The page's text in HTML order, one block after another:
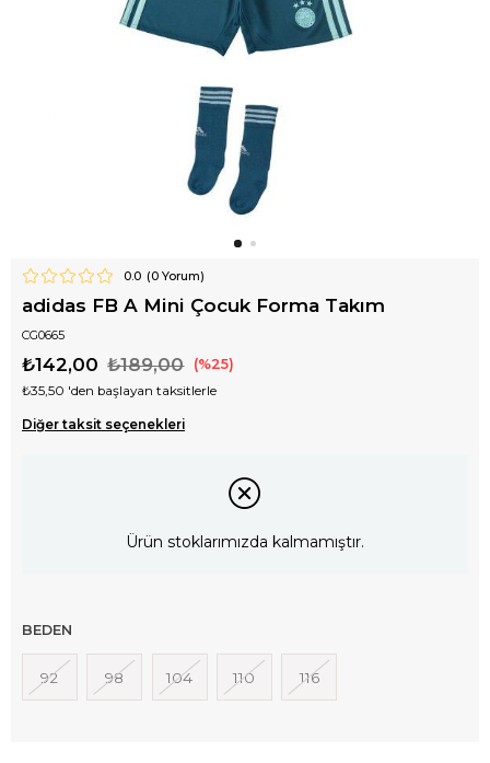
0.0 (0Yorum)
adidas FB A Mini Çocuk Forma Takım
CG0665
₺189,00
₺142,00 25
₺35,50 'den başlayan taksitlerle
Diğer taksit seçenekleri
Ürün stoklarımızda kalmamıştır.
BEDEN
92 98 104 110 116